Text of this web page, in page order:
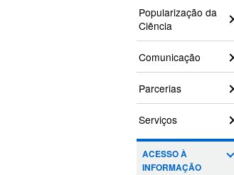
Popularização da
Ciência
Comunicação
Parcerias
Serviços
ACESSO À
INFORMAÇÃO